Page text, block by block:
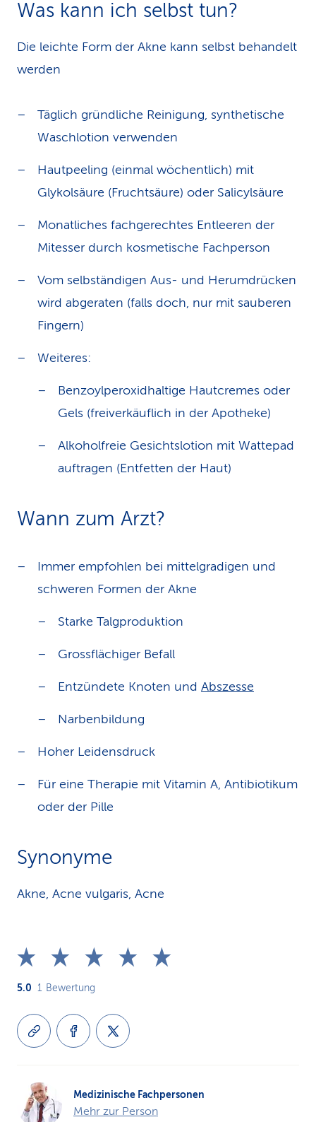
Was kann ich selbst tun?
Die leichte Form der Akne kann selbst behandelt
werden
Täglich gründliche Reinigung, synthetische
Waschlotion verwenden
Hautpeeling (einmal wöchentlich) mit
Glykolsäure (Fruchtsäure) oder Salicylsäure
Monatliches fachgerechtes Entleeren der
Mitesser durch kosmetische Fachperson
Vom selbständigen Aus- und Herumdrücken
wird abgeraten (falls doch, nur mit sauberen
Fingern)
Weiteres:
Benzoylperoxidhaltige Hautcremes oder
Gels (freiverkäuflich in der Apotheke)
Alkoholfreie Gesichtslotion mit Wattepad
auftragen (Entfetten der Haut)
Wann zum Arzt?
Immer empfohlen bei mittelgradigen und
schweren Formen der Akne
Starke Talgproduktion
Grossflächiger Befall
Entzündete Knoten und Abszesse
Narbenbildung
Hoher Leidensdruck
Für eine Therapie mit Vitamin A, Antibiotikum
oder der Pille
Synonyme
Akne, Acne vulgaris, Acne
5.0 1 Bewertung
Medizinische Fachpersonen
Mehr zur Person